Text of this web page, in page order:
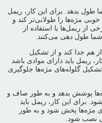
طول بدهد. برای این کار، ریمل
خوبی مژه‌ها را طولانی‌تر کند و
از ریمل‌ها با استفاده از
شما طول دهی می‌کنند.
هم جدا کند و از تشکیل
ریمل باید دارای موادی باشد
گلوله‌های مژه‌ها جلوگیری
پوشش بدهد و به طور صاف و
برای این کار، ریمل باید
مژه‌ها پخش شود و به طور
نصب شود.